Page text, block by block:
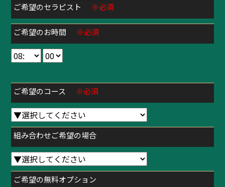
ご希望のセラピスト ※必須
ご希望のお時間 ※必須
ご希望のコース ※必須
組み合わせご希望の場合
ご希望の無料オプション